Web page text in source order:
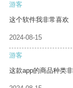
游客
这个软件我非常喜欢
2024-08-15
游客
这款app的商品种类